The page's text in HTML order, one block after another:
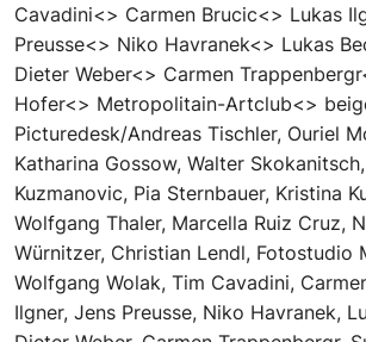
Cavadini<> Carmen Brucic<> Lukas
Preusse<> Niko Havranek<> Lukas
Dieter Weber<> Carmen
Hofer<> Metropolitain-Artclub<>
Picturedesk/Andreas Tischler, Ouriel
Katharina Gossow, Walter
Kuzmanovic, Pia Sternbauer, Kristina
Wolfgang Thaler, Marcella Ruiz Cruz,
Würnitzer, Christian Lendl, Fotostudio
Wolfgang Wolak, Tim Cavadini,
Ilgner, Jens Preusse, Niko Havranek,